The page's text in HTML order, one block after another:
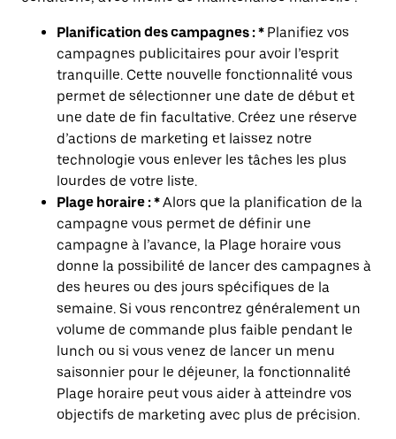
Planification des campagnes : * Planifiez vos
campagnes publicitaires pour avoir l’esprit
tranquille. Cette nouvelle fonctionnalité vous
permet de sélectionner une date de début et
une date de fin facultative. Créez une réserve
d’actions de marketing et laissez notre
technologie vous enlever les tâches les plus
lourdes de votre liste.
Plage horaire : *Alors que la planification de la
campagne vous permet de définir une
campagne à l’avance, la Plage horaire vous
donne la possibilité de lancer des campagnes à
des heures ou des jours spécifiques de la
semaine. Si vous rencontrez généralement un
volume de commande plus faible pendant le
lunch ou si vous venez de lancer un menu
saisonnier pour le déjeuner, la fonctionnalité
Plage horaire peut vous aider à atteindre vos
objectifs de marketing avec plus de précision.